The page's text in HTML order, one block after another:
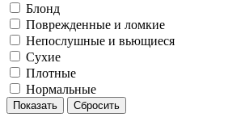
Блонд
Поврежденные и ломкие
Непослушные и вьющиеся
Сухие
Плотные
Нормальные